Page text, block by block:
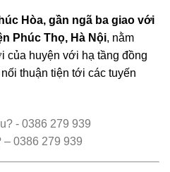
Hòa, gần ngã ba giao với
Phúc Thọ, Hà Nội, nằm
của huyện với hạ tầng đồng
thuận tiện tới các tuyến
– 0386 279 939